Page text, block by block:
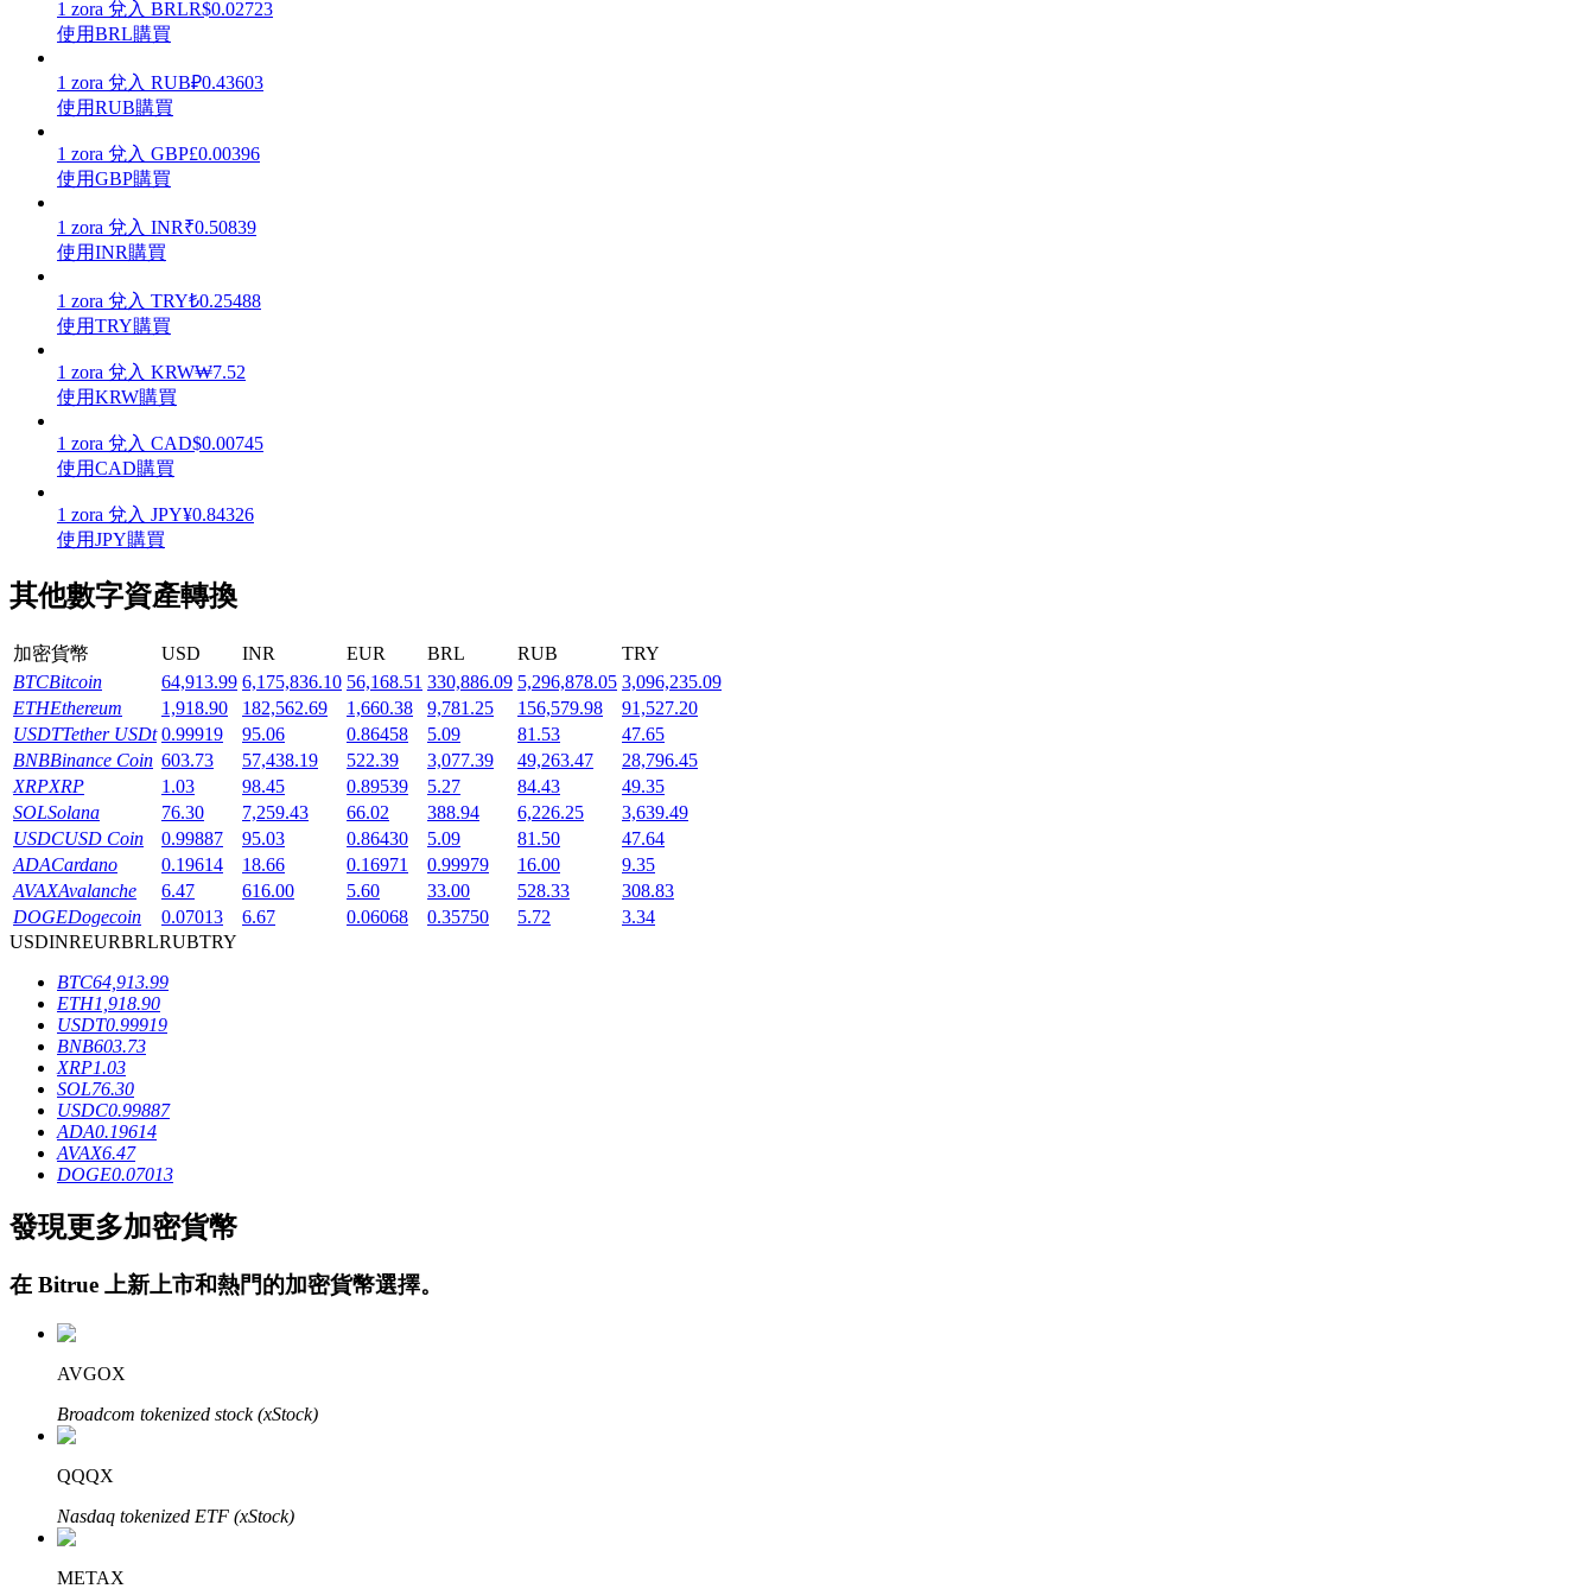
理財
增值寶
機槍池
一鍵質押鎖定高收益
Launchpool
活期質押獲得熱門資產
鎖倉BTR
輕鬆獲得多重福利
借貸寶
借貸數字貨幣，及時且安全的服務
1 zora 兌入 BRLR$0.02723
使用BRL購買
1 zora 兌入 RUB₽0.43603
使用RUB購買
1 zora 兌入 GBP£0.00396
使用GBP購買
1 zora 兌入 INR₹0.50839
使用INR購買
1 zora 兌入 TRY₺0.25488
使用TRY購買
1 zora 兌入 KRW₩7.52
使用KRW購買
1 zora 兌入 CAD$0.00745
使用CAD購買
1 zora 兌入 JPY¥0.84326
使用JPY購買
其他數字資產轉換
加密貨幣 USD INR EUR BRL RUB
TRY
BTCBitcoin 64,913.99 6,175,836.10 56,168.51 330,886.09 5,296,878.05 3,096,235.09
ETHEthereum 1,918.90 182,562.69 1,660.38 9,781.25 156,579.98
91,527.20
USDTTether USDt 0.99919 95.06 0.86458 5.09 81.53
47.65
BNBBinance Coin 603.73 57,438.19 522.39 3,077.39 49,263.47
28,796.45
XRPXRP 1.03 98.45 0.89539 5.27 84.43
49.35
SOLSolana 76.30 7,259.43 66.02 388.94 6,226.25
3,639.49
USDCUSD Coin 0.99887 95.03 0.86430 5.09 81.50
47.64
ADACardano 0.19614 18.66 0.16971 0.99979 16.00
9.35
AVAXAvalanche 6.47 616.00 5.60 33.00 528.33
308.83
DOGEDogecoin 0.07013 6.67 0.06068 0.35750 5.72
3.34
USDINREURBRLRUBTRY
BTC64,913.99
ETH1,918.90
USDT0.99919
BNB603.73
XRP1.03
SOL76.30
USDC0.99887
ADA0.19614
AVAX6.47
DOGE0.07013
發現更多加密貨幣
在 Bitrue 上新上市和熱門的加密貨幣選擇。
AVGOX
Broadcom tokenized stock (xStock)
QQQX
Nasdaq tokenized ETF (xStock)
METAX